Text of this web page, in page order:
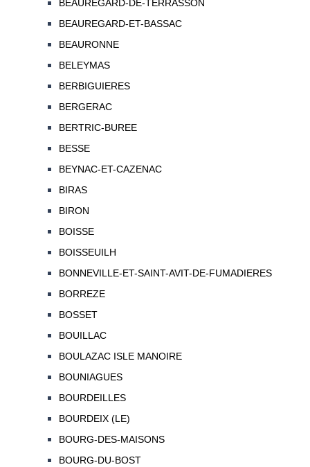
BEAUREGARD-DE-TERRASSON
BEAUREGARD-ET-BASSAC
BEAURONNE
BELEYMAS
BERBIGUIERES
BERGERAC
BERTRIC-BUREE
BESSE
BEYNAC-ET-CAZENAC
BIRAS
BIRON
BOISSE
BOISSEUILH
BONNEVILLE-ET-SAINT-AVIT-DE-FUMADIERES
BORREZE
BOSSET
BOUILLAC
BOULAZAC ISLE MANOIRE
BOUNIAGUES
BOURDEILLES
BOURDEIX (LE)
BOURG-DES-MAISONS
BOURG-DU-BOST